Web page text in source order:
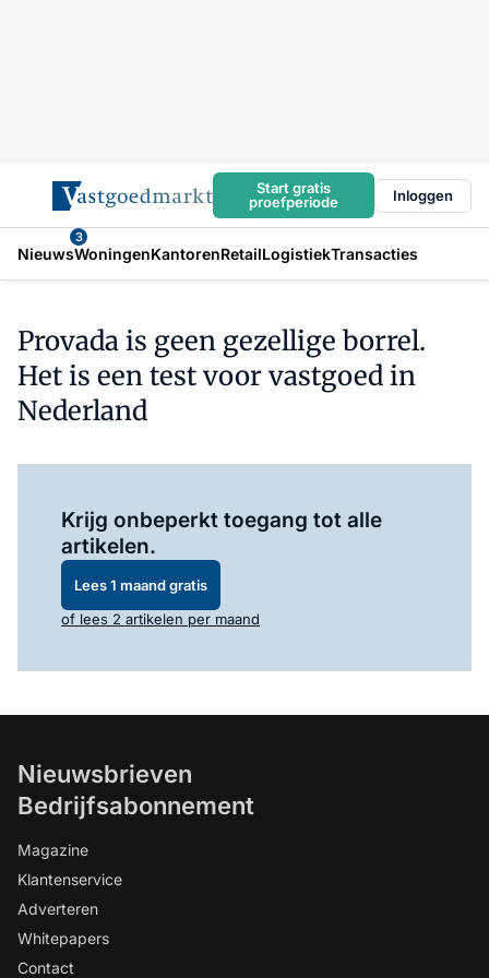
Start gratis
proefperiode
Inloggen
Nieuws
3
WoningenKantorenRetailLogistiekTransacties
Provada is geen gezellige borrel.
Het is een test voor vastgoed in
Nederland
Krijg onbeperkt toegang tot alle
artikelen.
Lees 1 maand gratis
of lees 2 artikelen per maand
Nieuwsbrieven
Bedrijfsabonnement
Magazine
Klantenservice
Adverteren
Whitepapers
Contact